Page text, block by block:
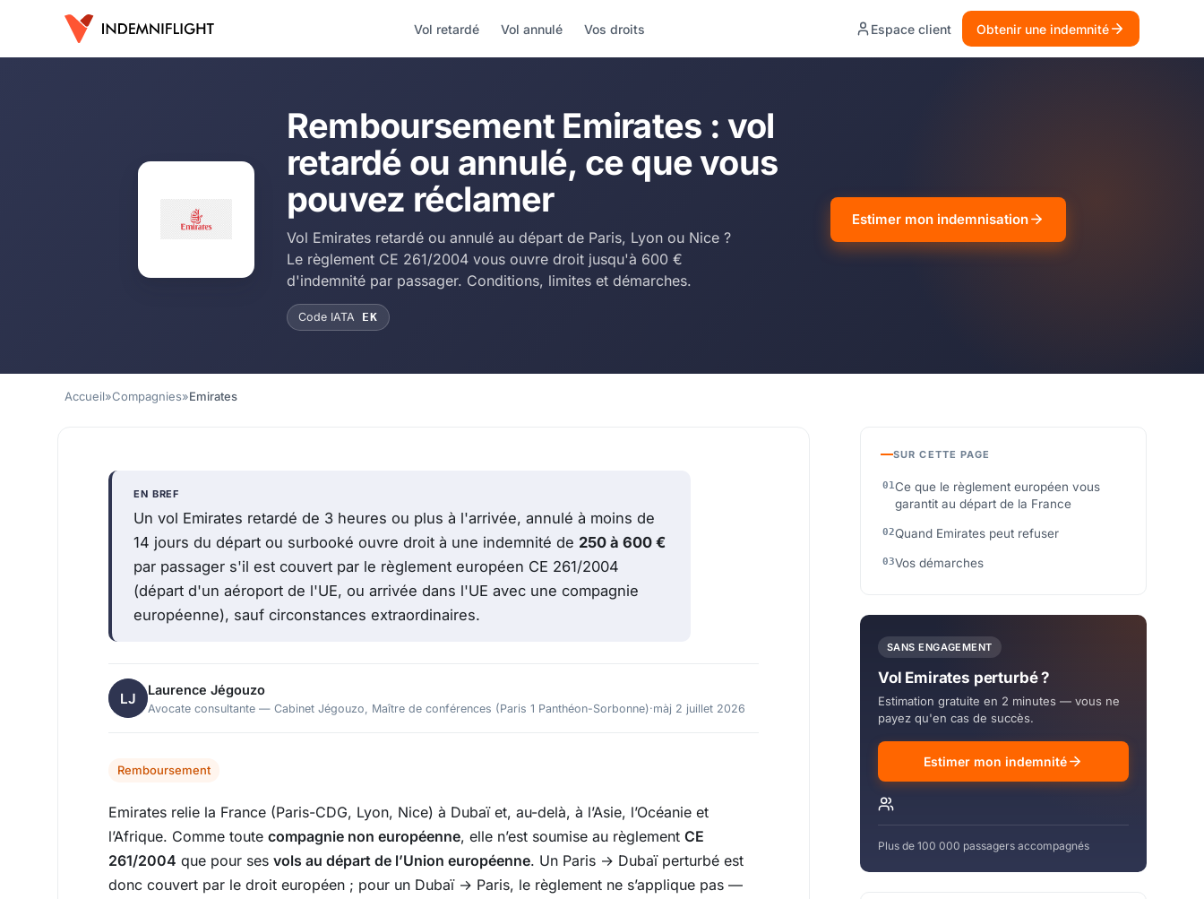
Vol retardé Vol annulé Vos droits Espace client Obtenir une indemnité
Remboursement Emirates : vol
retardé ou annulé, ce que vous
pouvez réclamer
Vol Emirates retardé ou annulé au départ de Paris, Lyon ou Nice ?
Le règlement CE 261/2004 vous ouvre droit jusqu'à 600 €
d'indemnité par passager. Conditions, limites et démarches.
Code IATA EK
Estimer mon indemnisation
Accueil»Compagnies»Emirates
EN BREF
Un vol Emirates retardé de 3 heures ou plus à l'arrivée, annulé à moins de
14 jours du départ ou surbooké ouvre droit à une indemnité de 250 à 600 €
par passager s'il est couvert par le règlement européen CE 261/2004
(départ d'un aéroport de l'UE, ou arrivée dans l'UE avec une compagnie
européenne), sauf circonstances extraordinaires.
Laurence Jégouzo
Avocate consultante — Cabinet Jégouzo, Maître de conférences (Paris 1 Panthéon-Sorbonne)·màj 2 juillet 2026
Remboursement
Emirates relie la France (Paris-CDG, Lyon, Nice) à Dubaï et, au-delà, à l’Asie, l’Océanie et
l’Afrique. Comme toute compagnie non européenne, elle n’est soumise au règlement CE
261/2004 que pour ses vols au départ de l’Union européenne. Un Paris → Dubaï perturbé est
donc couvert par le droit européen ; pour un Dubaï → Paris, le règlement ne s’applique pas —
SUR CETTE PAGE
Ce que le règlement européen vous
garantit au départ de la France
Quand Emirates peut refuser
Vos démarches
SANS ENGAGEMENT
Vol Emirates perturbé ?
Estimation gratuite en 2 minutes — vous ne
payez qu'en cas de succès.
Estimer mon indemnité
Plus de 100 000 passagers accompagnés